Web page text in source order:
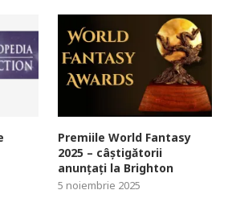
Premiile World Fantasy
2025 – câștigătorii
anunțați la Brighton
5 noiembrie 2025